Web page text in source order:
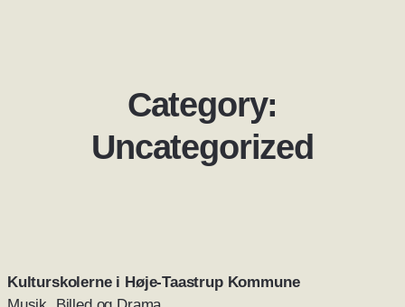
Category:
Uncategorized
Kulturskolerne i Høje-Taastrup Kommune